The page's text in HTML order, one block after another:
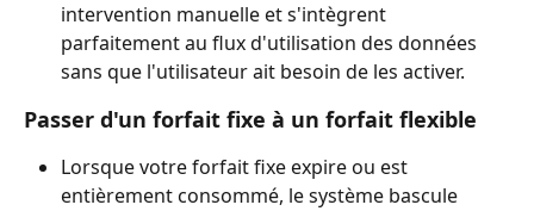
intervention manuelle et s'intègrent
parfaitement au flux d'utilisation des données
sans que l'utilisateur ait besoin de les activer.
Passer d'un forfait fixe à un forfait flexible
Lorsque votre forfait fixe expire ou est
entièrement consommé, le système bascule